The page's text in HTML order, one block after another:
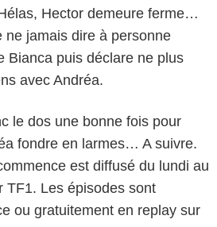
Hector demeure ferme…
ne jamais dire à personne
Bianca puis déclare ne plus
avec Andréa.
le dos une bonne fois pour
fondre en larmes… A suivre.
est diffusé du lundi au
TF1. Les épisodes sont
ou gratuitement en replay sur